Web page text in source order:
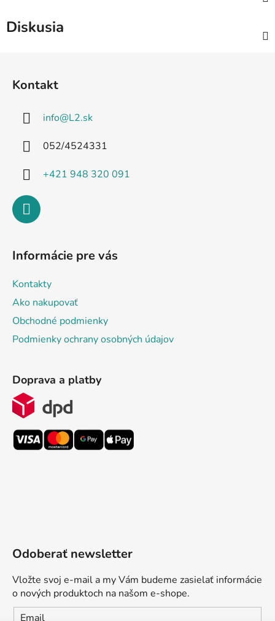
Diskusia
Kontakt
info@L2.sk
052/4524331
+421 948 320 091
Informácie pre vás
Kontakty
Ako nakupovať
Obchodné podmienky
Podmienky ochrany osobných údajov
Doprava a platby
Odoberať newsletter
Vložte svoj e-mail a my Vám budeme zasielať informácie
o nových produktoch na našom e-shope.
Email